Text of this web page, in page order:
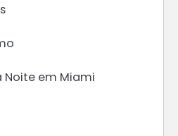
Noite em Miami